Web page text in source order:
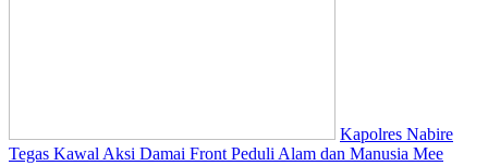
Kapolres Nabire
Tegas Kawal Aksi Damai Front Peduli Alam dan Manusia Mee